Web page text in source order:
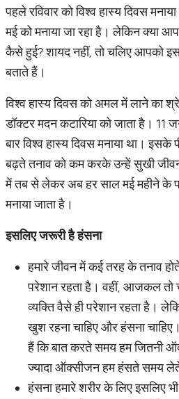
पहले रविवार को विश्व हास्य दिवस
मई को मनाया जा रहा है। लेकिन क्या
कैसे हुई? शायद नहीं, तो चलिए आपको
बताते हैं।
विश्व हास्य दिवस को अमल में लाने का
डॉक्टर मदन कटारिया को जाता है। 11
बार विश्व हास्य दिवस मनाया था।
बढ़ते तनाव को कम करके उन्हें सुखी
में तब से लेकर अब हर साल मई महीने के
मनाया जाता है।
इसलिएजरूरीहैहंसना
हमारे जीवन में कई तरह के तनाव
परेशान रहता है। वहीं, आजकल तो
व्यक्ति वैसे ही परेशान रहता है।
खुश रहना चाहिए और हंसना
हैं कि बात करते समय हम जितनी
ज्यादा ऑक्सीजन हम हंसते समय
हंसना हमारे शरीर के लिए इसलिए